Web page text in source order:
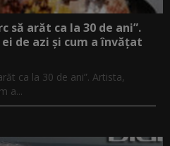
să arăt ca la 30 de ani”.
de azi și cum a învățat
ca la 30 de ani”. Artista,
a...